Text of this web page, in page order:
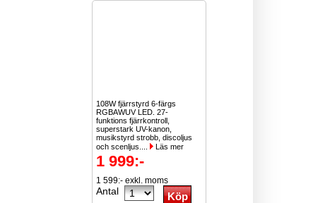
108W fjärrstyrd 6-färgs
RGBAWUV LED. 27-
funktions fjärrkontroll,
superstark UV-kanon,
musikstyrd strobb, discoljus
och scenljus....
Läs mer
1 999:-
1 599:- exkl. moms
Antal